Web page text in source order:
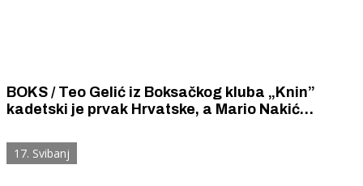
BOKS / Teo Gelić iz Boksačkog kluba „Knin”
kadetski je prvak Hrvatske, a Mario Nakić
17. Svibanj